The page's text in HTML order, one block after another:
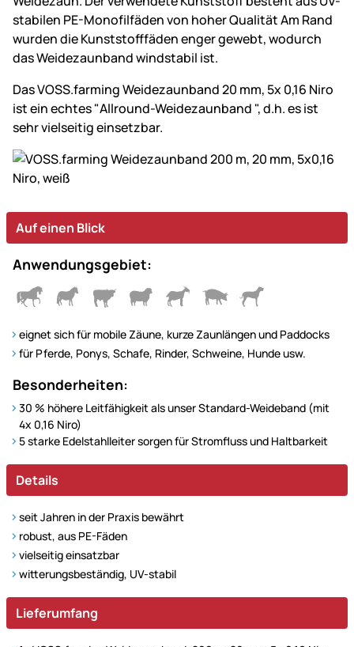
stabilen PE-Monofilfäden von hoher Qualität Am Rand
wurden die Kunststofffäden enger gewebt, wodurch
das Weidezaunband windstabil ist.
Das VOSS.farming Weidezaunband 20 mm, 5x 0,16 Niro
ist ein echtes "Allround-Weidezaunband ", d.h. es ist
sehr vielseitig einsetzbar.
Auf einen Blick
Anwendungsgebiet:
eignet sich für mobile Zäune, kurze Zaunlängen und Paddocks
für Pferde, Ponys, Schafe, Rinder, Schweine, Hunde usw.
Besonderheiten:
30 % höhere Leitfähigkeit als unser Standard-Weideband (mit
4x 0,16 Niro)
5 starke Edelstahlleiter sorgen für Stromfluss und Haltbarkeit
Details
seit Jahren in der Praxis bewährt
robust, aus PE-Fäden
vielseitig einsatzbar
witterungsbeständig, UV-stabil
Lieferumfang